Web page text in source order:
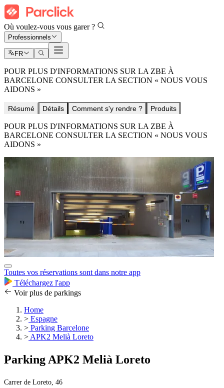
Où voulez-vous vous garer ?
Professionnels
FR
POUR PLUS D'INFORMATIONS SUR LA ZBE À
BARCELONE CONSULTER LA SECTION « NOUS VOUS
AIDONS »
Résumé Détails Comment s'y rendre ? Produits
POUR PLUS D'INFORMATIONS SUR LA ZBE À
BARCELONE CONSULTER LA SECTION « NOUS VOUS
AIDONS »
Toutes vos réservations sont dans notre app
Téléchargez l'app
Voir plus de parkings
Home
> Espagne
> Parking Barcelone
> APK2 Melià Loreto
Parking APK2 Melià Loreto
Carrer de Loreto, 46